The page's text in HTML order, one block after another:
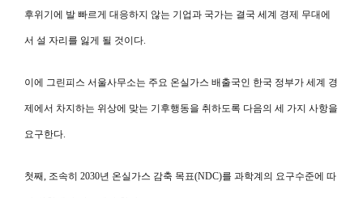
후위기에 발 빠르게 대응하지 않는 기업과 국가는 결국 세계 경제 무대에
서 설 자리를 잃게 될 것이다.
이에 그린피스 서울사무소는 주요 온실가스 배출국인 한국 정부가 세계 경
제에서 차지하는 위상에 맞는 기후행동을 취하도록 다음의 세 가지 사항을
요구한다.
첫째, 조속히 2030년 온실가스 감축 목표(NDC)를 과학계의 요구수준에 따